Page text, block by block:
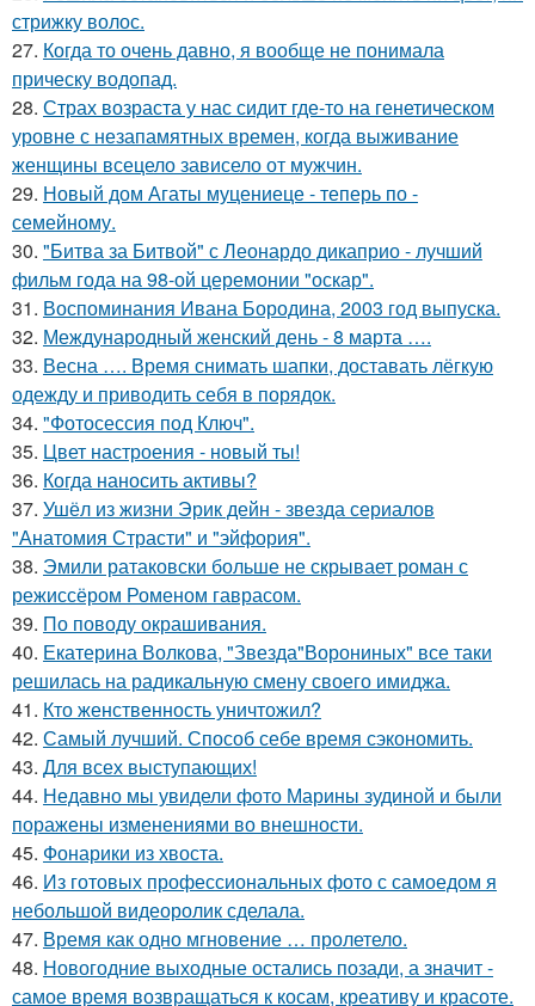
стрижку волос.
27. Когда то очень давно, я вообще не понимала
прическу водопад.
28. Страх возраста у нас сидит где-то на генетическом
уровне с незапамятных времен, когда выживание
женщины всецело зависело от мужчин.
29. Новый дом Агаты муцениеце - теперь по -
семейному.
30. "Битва за Битвой" с Леонардо дикаприо - лучший
фильм года на 98-ой церемонии "оскар".
31. Воспоминания Ивана Бородина, 2003 год выпуска.
32. Международный женский день - 8 марта ….
33. Весна …. Время снимать шапки, доставать лёгкую
одежду и приводить себя в порядок.
34. "Фотосессия под Ключ".
35. Цвет настроения - новый ты!
36. Когда наносить активы?
37. Ушёл из жизни Эрик дейн - звезда сериалов
"Анатомия Страсти" и "эйфория".
38. Эмили ратаковски больше не скрывает роман с
режиссёром Роменом гаврасом.
39. По поводу окрашивания.
40. Екатерина Волкова, "Звезда"Ворониных" все таки
решилась на радикальную смену своего имиджа.
41. Кто женственность уничтожил?
42. Самый лучший. Способ себе время сэкономить.
43. Для всех выступающих!
44. Недавно мы увидели фото Марины зудиной и были
поражены изменениями во внешности.
45. Фонарики из хвоста.
46. Из готовых профессиональных фото с самоедом я
небольшой видеоролик сделала.
47. Время как одно мгновение … пролетело.
48. Новогодние выходные остались позади, а значит -
самое время возвращаться к косам, креативу и красоте.